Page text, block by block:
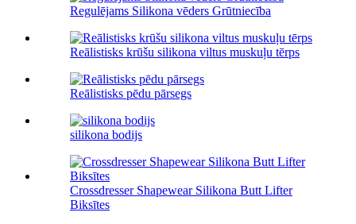
Regulējams Silikona vēders Grūtniecība
Reālistisks krūšu silikona viltus muskuļu tērps
Reālistisks pēdu pārsegs
silikona bodijs
Crossdresser Shapewear Silikona Butt Lifter
Biksītes